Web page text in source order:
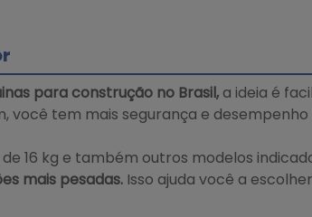
para construção no Brasil, a ideia é
você tem mais segurança e
16 kg e também outros modelos
mais pesadas. Isso ajuda você a